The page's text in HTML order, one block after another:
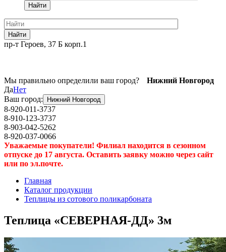
Найти
Найти
пр-т Героев, 37 Б корп.1
Мы правильно определили ваш город?
Нижний Новгород
ДаНет
Ваш город:
Нижний Новгород
8-920-011-3737
8-910-123-3737
8-903-042-5262
8-920-037-0066
Уважаемые покупатели! Филиал находится в сезонном
отпуске до 17 августа. Оставить заявку можно через сайт
или по эл.почте.
Главная
Каталог продукции
Теплицы из сотового поликарбоната
Теплица «СЕВЕРНАЯ-ДД» 3м